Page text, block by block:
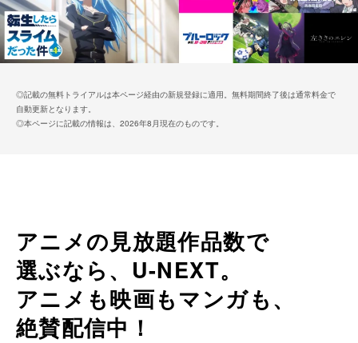
◎記載の無料トライアルは本ページ経由の新規登録に適用。無料期間終了後は通常料金で
自動更新となります。
◎本ページに記載の情報は、2026年8月現在のものです。
アニメの見放題作品数で
選ぶなら、 U-NEXT。
アニメも映画もマンガも、
絶賛配信中！